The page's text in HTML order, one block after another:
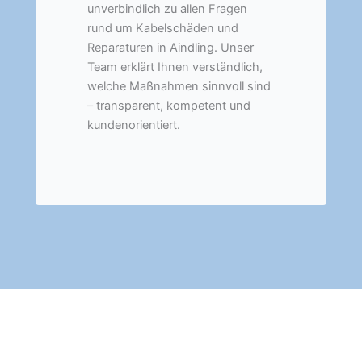
unverbindlich zu allen Fragen
rund um Kabelschäden und
Reparaturen in Aindling. Unser
Team erklärt Ihnen verständlich,
welche Maßnahmen sinnvoll sind
– transparent, kompetent und
kundenorientiert.